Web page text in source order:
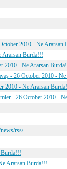
2010 - Ne Ararsan
Ararsan Burda!!!
2010 - Ne Ararsan
- 26 October 2010 -
2010 - Ne Ararsan
- 26 October 2010 -
rss/
Burda!!!
Ararsan Burda!!!